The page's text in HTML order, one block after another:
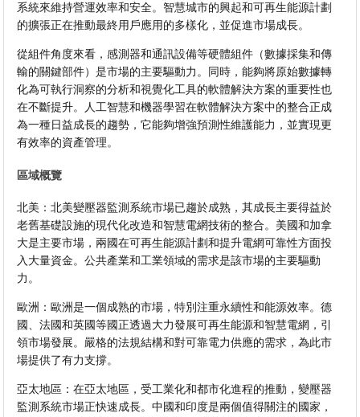
系統來維持營運效率和安全。智慧城市的興起和可再生能源計劃
的擴張正在推動最終用戶應用的多樣化，並促進市場成長。
從組件角度來看，感測器和通訊設備等硬體組件（數據採集和傳
輸的關鍵部件）是市場的主要驅動力。同時，能夠將原始數據轉
化為可執行洞察的分析和視覺化工具的軟體解決方案的重要性也
在不斷提升。人工智慧和機器學習在軟體解決方案中的整合正成
為一種日益成長的趨勢，它能夠增強預測性維護能力，並實現更
有效率的資產管理。
區域概覽
北美：北美變壓器監測系統市場已趨於成熟，其成長主要得益於
老舊基礎設施的現代化改造和智慧電網技術的整合。美國和加拿
大是主要市場，兩國在可再生能源計劃和提升電網可靠性方面投
入大量資金。公共產業和工業領域的需求是該市場的主要驅動
力。
歐洲：歐洲是一個成熟的市場，特別注重永續性和能源效率。德
國、法國和英國等國正透過大力發展可再生能源和智慧電網，引
領市場發展。嚴格的法規結構和對可靠電力供應的需求，為此市
場提供了有力支撐。
亞太地區：在亞太地區，受工業化和都市化進程的推動，變壓器
監測系統市場正快速成長。中國和印度是兩個值得關注的國家，